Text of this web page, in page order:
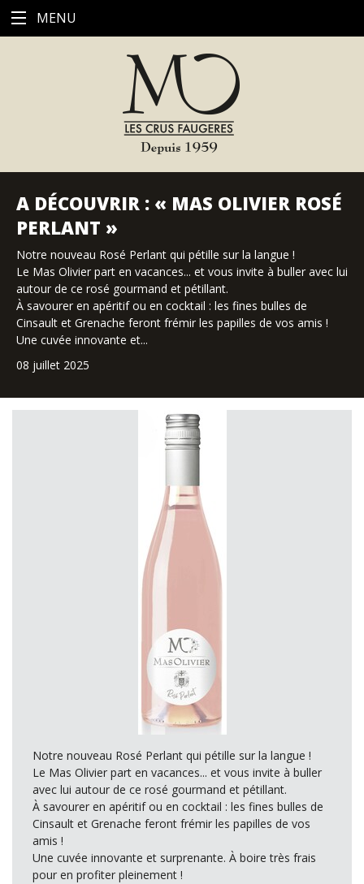
MENU
A DÉCOUVRIR : « MAS OLIVIER ROSÉ
PERLANT »
Notre nouveau Rosé Perlant qui pétille sur la langue !
Le Mas Olivier part en vacances... et vous invite à buller avec lui
autour de ce rosé gourmand et pétillant.
À savourer en apéritif ou en cocktail : les fines bulles de
Cinsault et Grenache feront frémir les papilles de vos amis !
Une cuvée innovante et...
08 juillet 2025
Notre nouveau Rosé Perlant qui pétille sur la langue !
Le Mas Olivier part en vacances... et vous invite à buller
avec lui autour de ce rosé gourmand et pétillant.
À savourer en apéritif ou en cocktail : les fines bulles de
Cinsault et Grenache feront frémir les papilles de vos
amis !
Une cuvée innovante et surprenante. À boire très frais
pour en profiter pleinement !